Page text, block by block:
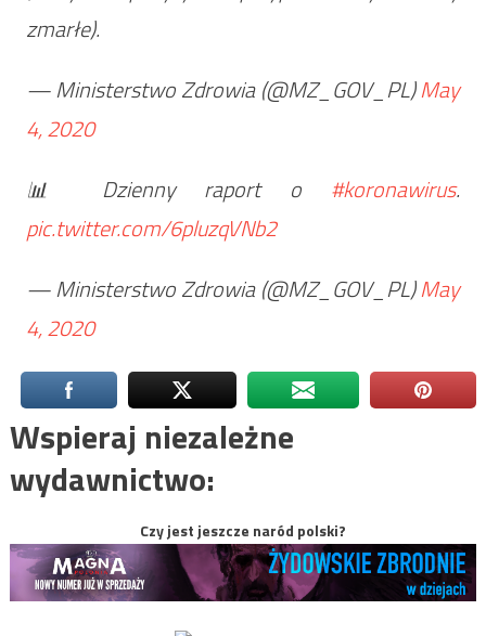
zmarłe).
— Ministerstwo Zdrowia (@MZ_GOV_PL)May
4, 2020
📊 Dzienny raport o #koronawirus.
pic.twitter.com/6pluzqVNb2
— Ministerstwo Zdrowia (@MZ_GOV_PL)May
4, 2020
Wspieraj niezależne
wydawnictwo:
Czy jest jeszcze naród polski?